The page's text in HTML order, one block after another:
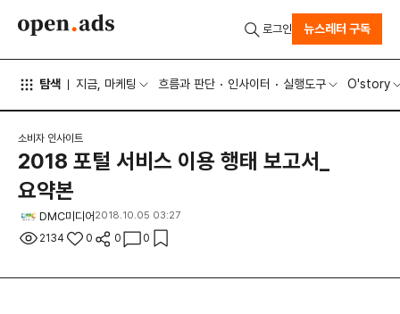
탐색 지금, 마케팅 흐름과 판단 인사이터 실행도구 O'story
로그인 뉴스레터 구독
소비자 인사이트
2018 포털 서비스 이용 행태 보고서_
요약본
DMC미디어 2018.10.05 03:27
2134 0 0 0